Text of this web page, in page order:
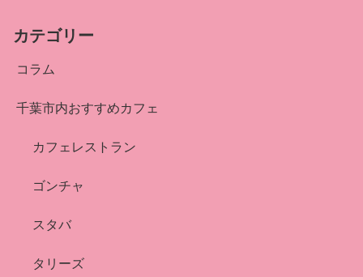
カテゴリー
コラム
千葉市内おすすめカフェ
カフェレストラン
ゴンチャ
スタバ
タリーズ